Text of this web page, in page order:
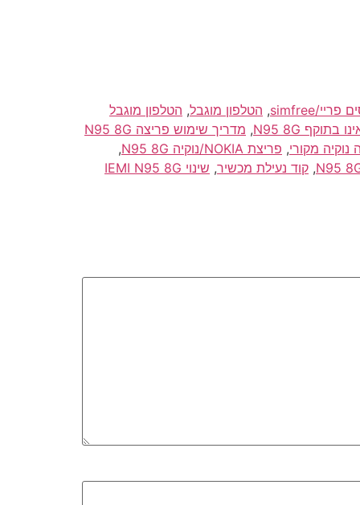
, הטלפון מוגבל, הטלפון מוגבל
,
מדריך שימוש פריצה N95 8G
נוקיה מקורי, פריצת NOKIA/נוקיה N95 8G
,
, קוד נעילת מכשיר, שינוי IEMI N95 8G